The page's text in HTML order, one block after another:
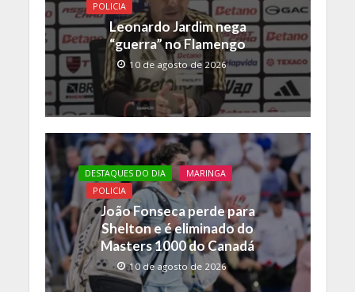
POLICIA
Leonardo Jardim nega
“guerra” no Flamengo
10 de agosto de 2026
DESTAQUES DO DIA
MARINGA
POLICIA
João Fonseca perde para
Shelton e é eliminado do
Masters 1000 do Canadá
10 de agosto de 2026